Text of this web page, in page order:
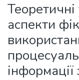
Теоретичні
аспекти